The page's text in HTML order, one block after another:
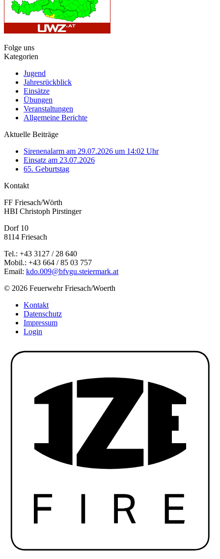
Folge uns
Kategorien
Jugend
Jahresrückblick
Einsätze
Übungen
Veranstaltungen
Allgemeine Berichte
Aktuelle Beiträge
Sirenenalarm am 29.07.2026 um 14:02 Uhr
Einsatz am 23.07.2026
65. Geburtstag
Kontakt
FF Friesach/Wörth
HBI Christoph Pirstinger
Dorf 10
8114 Friesach
Tel.: +43 3127 / 28 640
Mobil.: +43 664 / 85 03 757
Email: kdo.009@bfvgu.steiermark.at
© 2026 Feuerwehr Friesach/Woerth
Kontakt
Datenschutz
Impressum
Login